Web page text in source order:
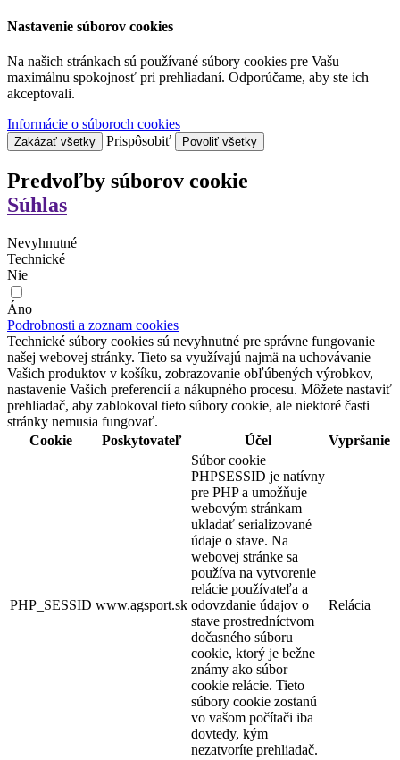
Nastavenie súborov cookies
Na našich stránkach sú používané súbory cookies pre Vašu
maximálnu spokojnosť pri prehliadaní. Odporúčame, aby ste ich
akceptovali.
Informácie o súboroch cookies
Zakázať všetky Prispôsobiť Povoliť všetky
Predvoľby súborov cookie
Súhlas
Nevyhnutné
Technické
Nie
Áno
Podrobnosti a zoznam cookies
Technické súbory cookies sú nevyhnutné pre správne fungovanie
našej webovej stránky. Tieto sa využívajú najmä na uchovávanie
Vašich produktov v košíku, zobrazovanie obľúbených výrobkov,
nastavenie Vašich preferencií a nákupného procesu. Môžete nastaviť
prehliadač, aby zablokoval tieto súbory cookie, ale niektoré časti
stránky nemusia fungovať.
Cookie
Poskytovateľ Účel Vypršanie
PHP_SESSID www.agsport.sk
Súbor cookie
PHPSESSID je natívny
pre PHP a umožňuje
webovým stránkam
ukladať serializované
údaje o stave. Na
webovej stránke sa
používa na vytvorenie
relácie používateľa a
odovzdanie údajov o
stave prostredníctvom
dočasného súboru
cookie, ktorý je bežne
známy ako súbor
cookie relácie. Tieto
súbory cookie zostanú
vo vašom počítači iba
dovtedy, kým
nezatvoríte prehliadač.
Relácia